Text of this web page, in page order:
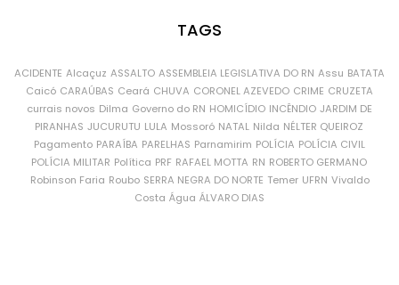
TAGS
ACIDENTE Alcaçuz ASSALTO ASSEMBLEIA LEGISLATIVA DO RN Assu BATATA
Caicó CARAÚBAS Ceará CHUVA CORONEL AZEVEDO CRIME CRUZETA
currais novos Dilma Governo do RN HOMICÍDIO INCÊNDIO JARDIM DE
PIRANHAS JUCURUTU LULA Mossoró NATAL Nilda NÉLTER QUEIROZ
Pagamento PARAÍBA PARELHAS Parnamirim POLÍCIA POLÍCIA CIVIL
POLÍCIA MILITAR Política PRF RAFAEL MOTTA RN ROBERTO GERMANO
Robinson Faria Roubo SERRA NEGRA DO NORTE Temer UFRN Vivaldo
Costa Água ÁLVARO DIAS